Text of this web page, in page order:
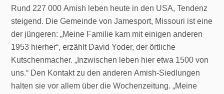
Rund 227 000 Amish leben heute in den USA, Tendenz
steigend. Die Gemeinde von Jamesport, Missouri ist eine
der jüngeren: „Meine Familie kam mit einigen anderen
1953 hierher“, erzählt David Yoder, der örtliche
Kutschenmacher. „Inzwischen leben hier etwa 1500 von
uns.“ Den Kontakt zu den anderen Amish-Siedlungen
halten sie vor allem über die Wochenzeitung. „Meine